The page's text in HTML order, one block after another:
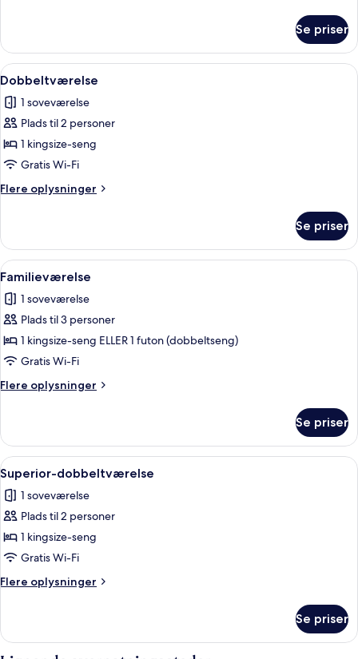
Se priser
Indlæs
alle
billeder
af
Dobbeltværelse
Et hotelværelse med sengegavl i
4
Dobbeltværelse
1 soveværelse
Plads til 2 personer
1 kingsize-seng
Gratis Wi-Fi
Flere oplysninger
Flere
Se priser
Indlæs
alle
billeder
af
Familieværelse
Et soveværelse med en seng, et
6
Familieværelse
1 soveværelse
Plads til 3 personer
1 kingsize-seng ELLER 1 futon (dobbeltseng)
Gratis Wi-Fi
Flere oplysninger
Flere
Se priser
Indlæs
alle
billeder
af
Superior-
dobbeltværelse
Superior-dobbeltværelse |
3
Superior-dobbeltværelse
1 soveværelse
Plads til 2 personer
1 kingsize-seng
Gratis Wi-Fi
Flere oplysninger
Flere
dobbeltværelse
Se priser